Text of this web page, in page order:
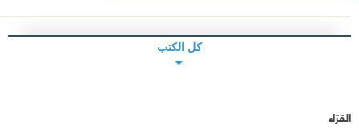
كل الكتب
القرّاء